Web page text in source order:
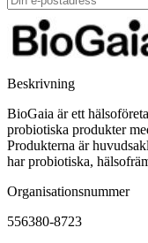
Beskrivning
BioGaia är ett
probiotiska produkter
Produkterna är
har probiotiska,
Organisationsnummer
556380-8723